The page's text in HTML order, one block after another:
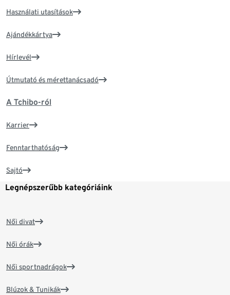
Használati utasítások
Ajándékkártya
Hírlevél
Útmutató és mérettanácsadó
A Tchibo-ról
Karrier
Fenntarthatóság
Sajtó
Legnépszerűbb kategóriáink
Női divat
Női órák
Női sportnadrágok
Blúzok & Tunikák